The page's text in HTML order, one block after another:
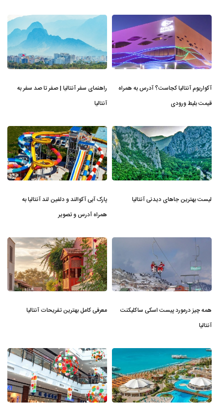
آکواریوم آنتالیا کجاست؟ آدرس به همراه
قیمت بلیط ورودی
راهنمای سفر آنتالیا | صفر تا صد سفر به
آنتالیا
لیست بهترین جاهای دیدنی آنتالیا
پارک آبی آکوالند و دلفین لند آنتالیا به
همراه آدرس و تصویر
همه چیز درمورد پیست اسکی ساکلیکنت
آنتالیا
معرفی کامل بهترین تفریحات آنتالیا